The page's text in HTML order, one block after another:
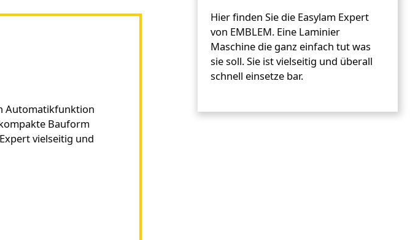
Automatikfunktion
Bauform
vielseitig und
Hier finden Sie die Easylam Expert
von EMBLEM. Eine Laminier
Maschine die ganz einfach tut was
sie soll. Sie ist vielseitig und überall
schnell einsetze bar.